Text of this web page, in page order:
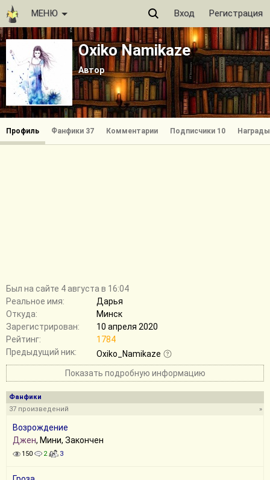
МЕНЮ Вход Регистрация
Oxiko Namikaze
Автор
Профиль Фанфики 37 Комментарии Подписчики 10
Был на сайте 4 августа в 16:04
Реальное имя:
Дарья
Откуда:
Минск
Зарегистрирован:
10 апреля 2020
Рейтинг:
1784
Предыдущий ник:
Oxiko_Namikaze
Показать подробную информацию
Фанфики
37 произведений
»
Возрождение
Джен, Мини, Закончен
150 2 3